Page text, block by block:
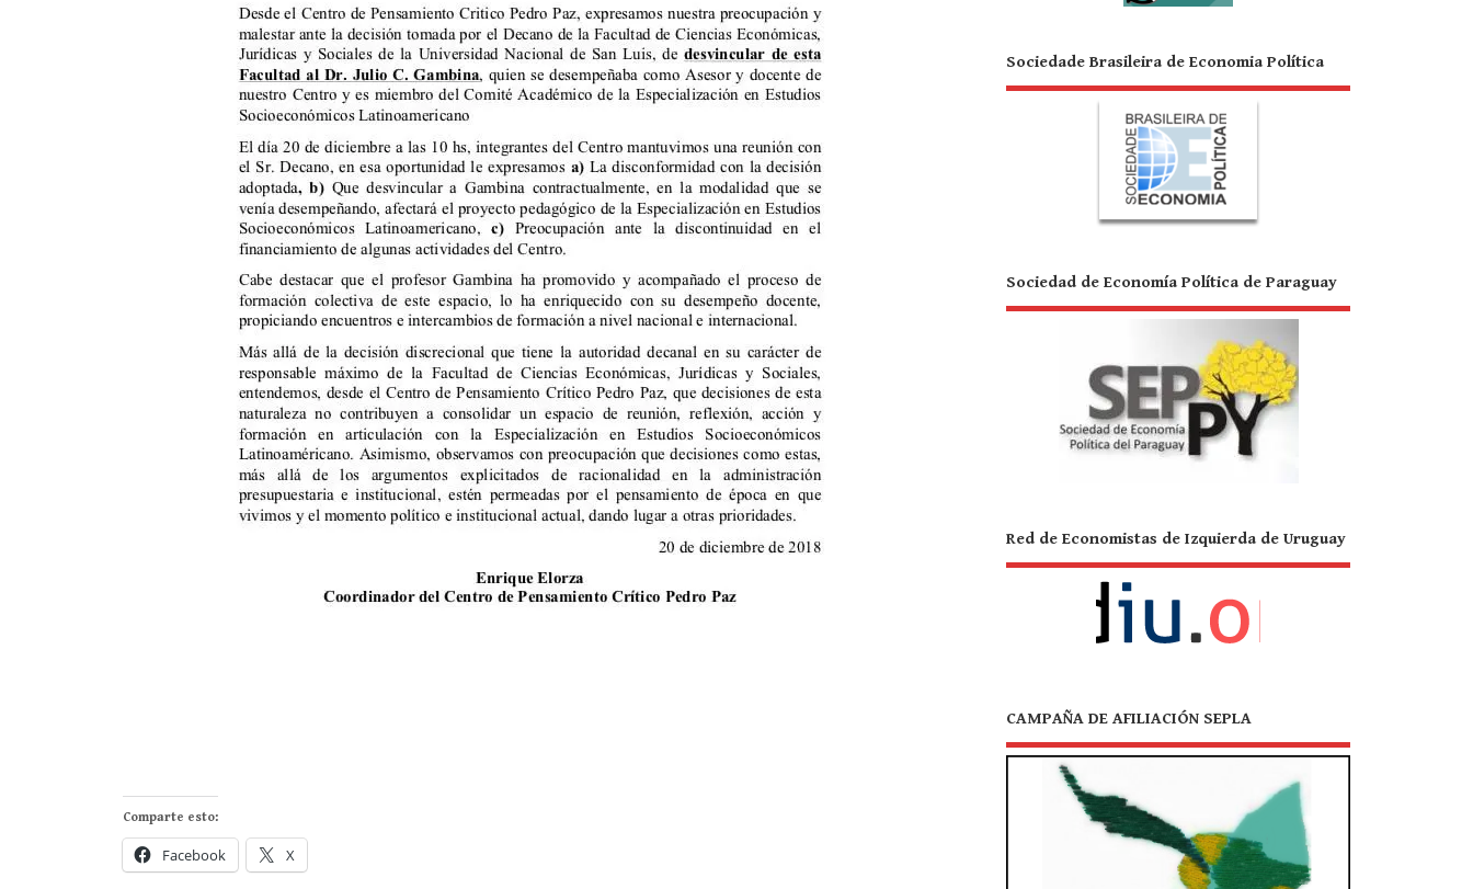
Comparte esto:
Facebook X
Sociedade Brasileira de Economia Política
Sociedad de Economía Política de Paraguay
Red de Economistas de Izquierda de Uruguay
CAMPAÑA DE AFILIACIÓN SEPLA